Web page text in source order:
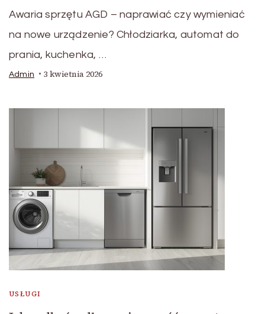
Awaria sprzętu AGD – naprawiać czy wymieniać
na nowe urządzenie? Chłodziarka, automat do
prania, kuchenka, …
Admin 3 kwietnia 2026
USŁUGI